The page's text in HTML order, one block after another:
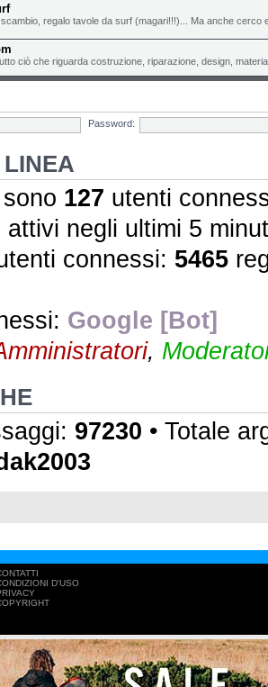
regalo tavole da surf (magari!!!)... Ma anche cerco
ciò che riguarda costruzione, riparazione, design,
Password:
LINEA
127 utenti
attivi negli ultimi 5
connessi: 5465
Google [Bot]
,
97230 • Totale
D'USO